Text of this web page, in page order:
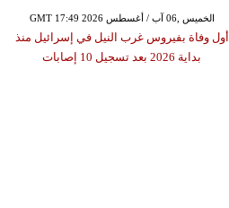
GMT 17:49 2026 الخميس ,06 آب / أغسطس
أول وفاة بفيروس غرب النيل في إسرائيل منذ
بداية 2026 بعد تسجيل 10 إصابات